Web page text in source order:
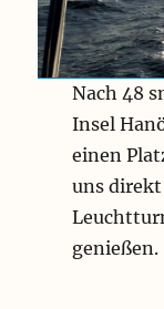
Nach 48
Insel
einen
uns direkt
genießen.